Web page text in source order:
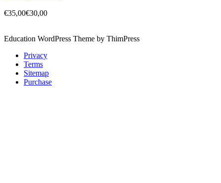
€35,00€30,00
Education WordPress Theme by ThimPress
Privacy
Terms
Sitemap
Purchase